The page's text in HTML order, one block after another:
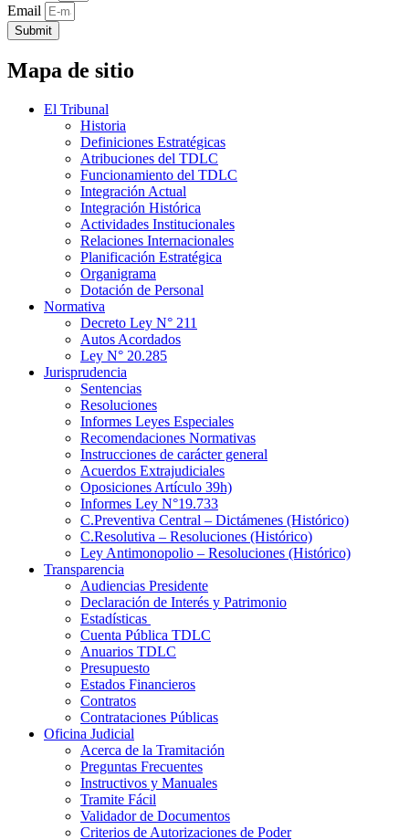
Email
Submit
Mapa de sitio
El Tribunal
Historia
Definiciones Estratégicas
Atribuciones del TDLC
Funcionamiento del TDLC
Integración Actual
Integración Histórica
Actividades Institucionales
Relaciones Internacionales
Planificación Estratégica
Organigrama
Dotación de Personal
Normativa
Decreto Ley N° 211
Autos Acordados
Ley N° 20.285
Jurisprudencia
Sentencias
Resoluciones
Informes Leyes Especiales
Recomendaciones Normativas
Instrucciones de carácter general
Acuerdos Extrajudiciales
Oposiciones Artículo 39h)
Informes Ley N°19.733
C.Preventiva Central – Dictámenes (Histórico)
C.Resolutiva – Resoluciones (Histórico)
Ley Antimonopolio – Resoluciones (Histórico)
Transparencia
Audiencias Presidente
Declaración de Interés y Patrimonio
Estadísticas
Cuenta Pública TDLC
Anuarios TDLC
Presupuesto
Estados Financieros
Contratos
Contrataciones Públicas
Oficina Judicial
Acerca de la Tramitación
Preguntas Frecuentes
Instructivos y Manuales
Tramite Fácil
Validador de Documentos
Criterios de Autorizaciones de Poder